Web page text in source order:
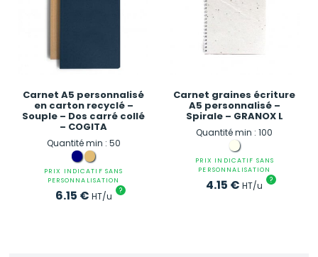
Carnet A5 personnalisé
en carton recyclé –
Souple – Dos carré collé
– COGITA
Quantité min : 50
PRIX INDICATIF SANS
PERSONNALISATION
6.15 € HT/u ?
Carnet graines écriture
A5 personnalisé –
Spirale – GRANOX L
Quantité min : 100
PRIX INDICATIF SANS
PERSONNALISATION
4.15 € HT/u ?